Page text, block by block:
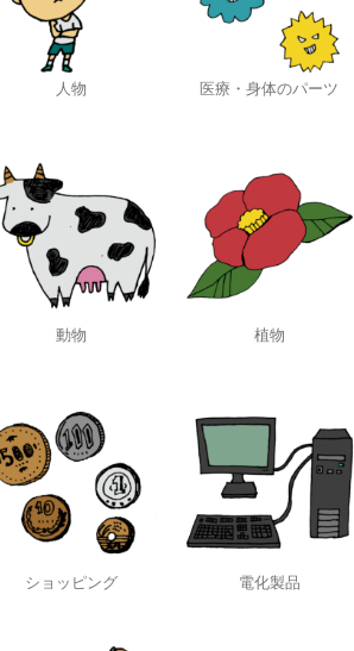
人物 医療・身体のパーツ
動物 植物
ショッピング 電化製品